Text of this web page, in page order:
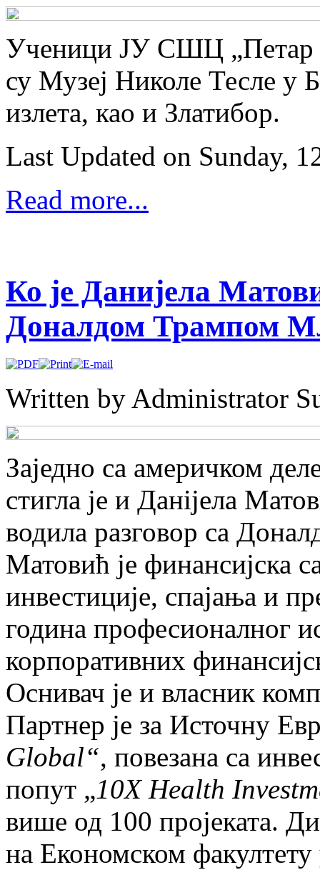
Ученици ЈУ СШЦ „Петар
су Музеј Николе Тесле у
излета, као и Златибор.
Last Updated on Sunday,
Read more...
Ко је Данијела
Доналдом Трампом
Written by Administrator
Заједно са америчком
стигла је и Данijела
водила разговор са
Матовић је финансијска
инвестиције, спајања и
година професионалног
корпоративних
Оснивач је и власник
Партнер је за Источну
Global“, повезана са
попут „10X Health
више од 100 пројеката.
на Економском